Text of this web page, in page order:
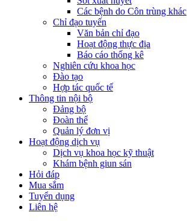
Các bệnh do Côn trùng khác
Chỉ đạo tuyến
Văn bản chỉ đạo
Hoạt động thực địa
Báo cáo thống kê
Nghiên cứu khoa học
Đào tạo
Hợp tác quốc tế
Thông tin nội bộ
Đảng bộ
Đoàn thể
Quản lý đơn vị
Hoạt động dịch vụ
Dịch vụ khoa học kỹ thuật
Khám bệnh giun sán
Hỏi đáp
Mua sắm
Tuyển dụng
Liên hệ